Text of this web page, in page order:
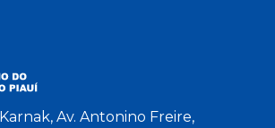
Av. Antonino Freire,